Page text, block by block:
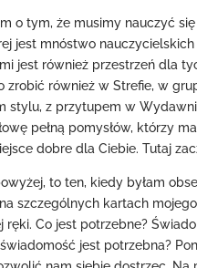
o tym, że musimy nauczyć
jest mnóstwo
jest również przestrzeń dla
zrobić również w Strefie, w
stylu, z przytupem w
pełną pomysłów, którzy
dobre dla Ciebie. Tutaj
to ten, kiedy byłam
szczególnych kartach
ręki. Co jest potrzebne?
jest potrzebna?